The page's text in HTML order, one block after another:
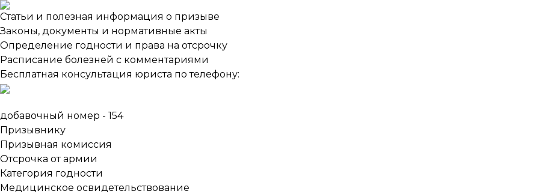
Статьи и полезная информация о призыве
Законы, документы и нормативные акты
Определение годности и права на отсрочку
Расписание болезней с комментариями
Бесплатная консультация юриста по телефону:
добавочный номер - 154
Призывнику
Призывная комиссия
Отсрочка от армии
Категория годности
Медицинское освидетельствование